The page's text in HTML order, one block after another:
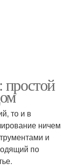
то и в
ничем
и
по